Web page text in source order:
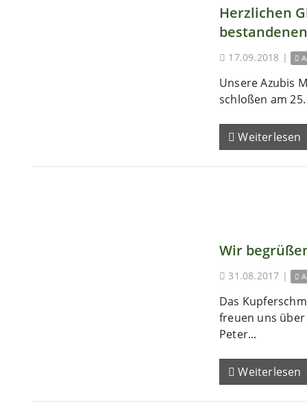
Herzlichen
17.09.2018 |
Unsere Azubis
schloßen am
Weiterlesen
Wir
31.08.2017 |
Das
freuen uns
Peter...
Weiterlesen